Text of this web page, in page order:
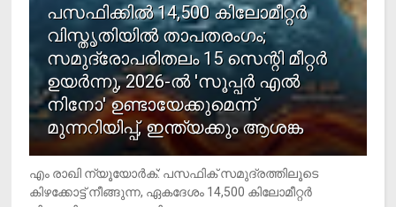
പസഫിക്കില്‍ 14,500 കിലോമീറ്റര്‍
വിസ്തൃതിയില്‍ താപതരംഗം;
സമുദ്രോപരിതലം 15 സെന്റി മീറ്റര്‍
ഉയര്‍ന്നു, 2026-ല്‍ 'സൂപ്പര്‍ എല്‍
നിനോ' ഉണ്ടായേക്കുമെന്ന്
മുന്നറിയിപ്പ്, ഇന്ത്യക്കും ആശങ്ക
എം രാഖി ന്യൂയോര്‍ക്: പസഫിക് സമുദ്രത്തിലൂടെ
കിഴക്കോട്ട് നീങ്ങുന്ന, ഏകദേശം 14,500 കിലോമീറ്റര്‍